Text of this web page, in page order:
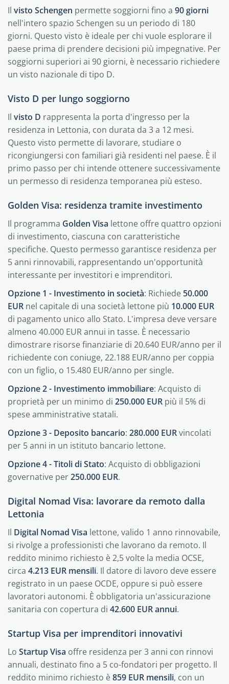
Il visto Schengen permette soggiorni fino a 90 giorni
nell'intero spazio Schengen su un periodo di 180
giorni. Questo visto è ideale per chi vuole esplorare il
paese prima di prendere decisioni più impegnative. Per
soggiorni superiori ai 90 giorni, è necessario richiedere
un visto nazionale di tipo D.
Visto D per lungo soggiorno
Il visto D rappresenta la porta d'ingresso per la
residenza in Lettonia, con durata da 3 a 12 mesi.
Questo visto permette di lavorare, studiare o
ricongiungersi con familiari già residenti nel paese. È il
primo passo per chi intende ottenere successivamente
un permesso di residenza temporanea più esteso.
Golden Visa: residenza tramite investimento
Il programma Golden Visa lettone offre quattro opzioni
di investimento, ciascuna con caratteristiche
specifiche. Questo permesso garantisce residenza per
5 anni rinnovabili, rappresentando un'opportunità
interessante per investitori e imprenditori.
Opzione 1 - Investimento in società: Richiede 50.000
EUR nel capitale di una società lettone più 10.000 EUR
di pagamento unico allo Stato. L'impresa deve versare
almeno 40.000 EUR annui in tasse. È necessario
dimostrare risorse finanziarie di 20.640 EUR/anno per il
richiedente con coniuge, 22.188 EUR/anno per coppia
con un figlio, o 15.480 EUR/anno per single.
Opzione 2 - Investimento immobiliare: Acquisto di
proprietà per un minimo di 250.000 EUR più il 5% di
spese amministrative statali.
Opzione 3 - Deposito bancario: 280.000 EURvincolati
per 5 anni in un istituto bancario lettone.
Opzione 4 - Titoli di Stato: Acquisto di obbligazioni
governative per250.000 EUR.
Digital Nomad Visa: lavorare da remoto dalla
Lettonia
Il Digital Nomad Visa lettone, valido 1 anno rinnovabile,
si rivolge a professionisti che lavorano da remoto. Il
reddito minimo richiesto è 2,5 volte la media OCSE,
circa 4.213 EUR mensili. Il datore di lavoro deve essere
registrato in un paese OCDE, oppure si può essere
lavoratori autonomi. È obbligatoria un'assicurazione
sanitaria con copertura di 42.600 EUR annui.
Startup Visa per imprenditori innovativi
Lo Startup Visa offre residenza per 3 anni con rinnovi
annuali, destinato fino a 5 co-fondatori per progetto. Il
reddito minimo richiesto è859 EUR mensili, con un